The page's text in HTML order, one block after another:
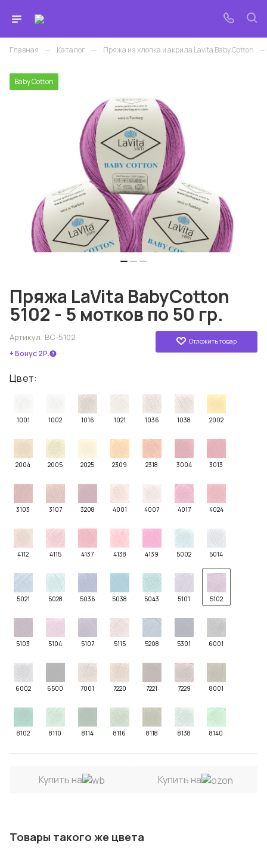
Главная — Каталог — Пряжа из хлопка и акрила Lavita Baby Cotton —
Baby Cotton
Пряжа LaVita BabyCotton
5102 - 5 мотков по 50 гр.
Отложить товар
Артикул: BC-5102
+ Бонус 2Р.
Цвет:
1001 1002 1016 1021 1036 1038 2002
2004 2005 2025 2309 2318 3004 3013
3103 3107 3208 4001 4007 4017 4024
4112 4115 4137 4138 4139 5002 5014
5021 5028 5036 5038 5043 5101 5102
5103 5104 5107 5115 5208 5301 6001
6002 6500 7001 7220 7221 7229 8001
8102 8110 8114 8116 8118 8138 8140
Купить на Купить на
Товары такого же цвета